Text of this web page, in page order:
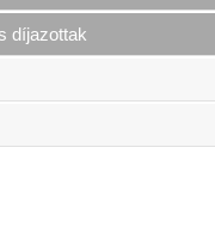
díjazottak